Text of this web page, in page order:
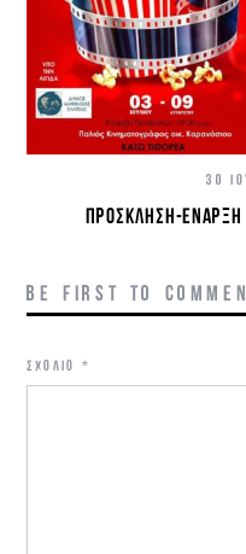
30
ΠΡΌΣΚΛΗΣΗ-ΈΝΑΡΞΗ
BE FIRST TO
ΣΧΌΛΙΟ*